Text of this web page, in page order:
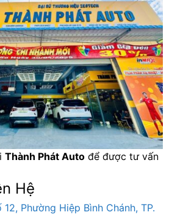
Thành Phát Auto để được tư vấn
Hệ
12, Phường Hiệp Bình Chánh, TP.